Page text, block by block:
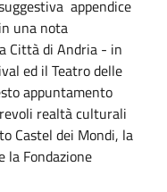
appendice
una nota
Città di Andria - in
ed il Teatro delle
appuntamento
realtà culturali
Castel dei Mondi, la
la Fondazione